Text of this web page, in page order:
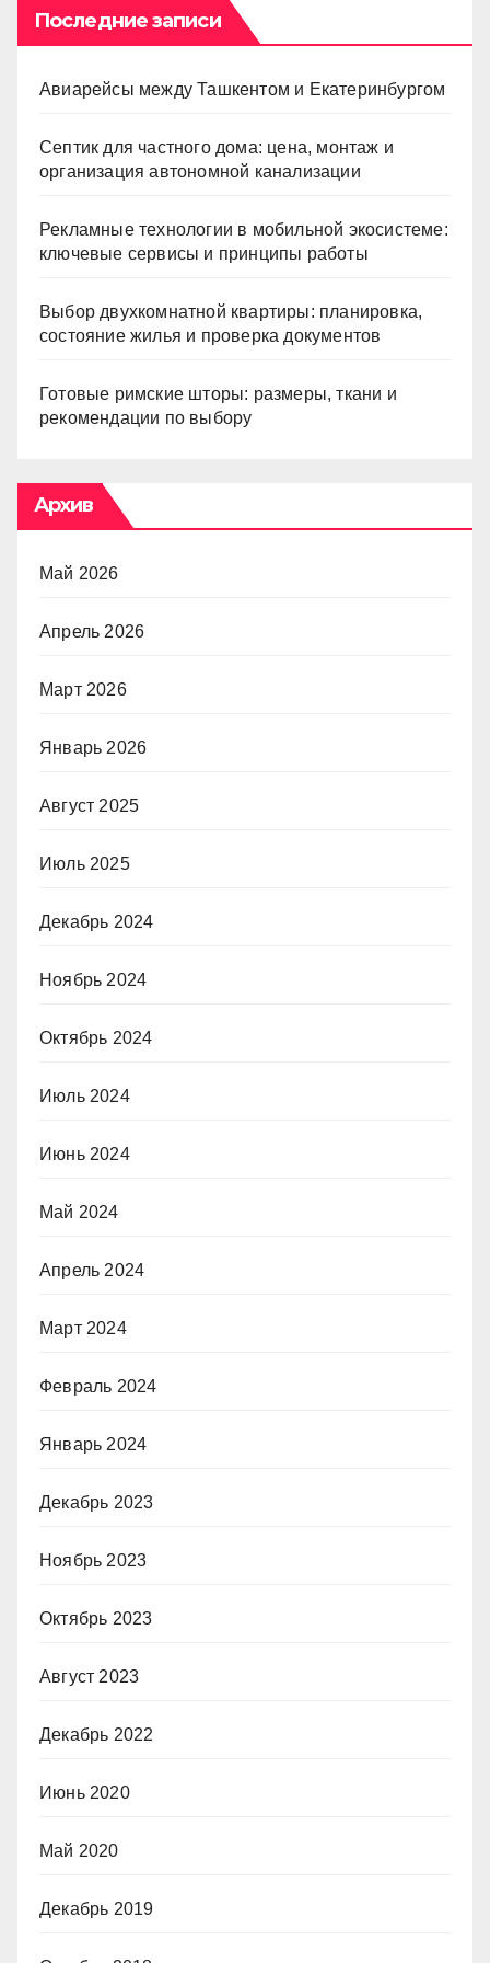
Последние записи
Авиарейсы между Ташкентом и Екатеринбургом
Септик для частного дома: цена, монтаж и
организация автономной канализации
Рекламные технологии в мобильной экосистеме:
ключевые сервисы и принципы работы
Выбор двухкомнатной квартиры: планировка,
состояние жилья и проверка документов
Готовые римские шторы: размеры, ткани и
рекомендации по выбору
Архив
Май 2026
Апрель 2026
Март 2026
Январь 2026
Август 2025
Июль 2025
Декабрь 2024
Ноябрь 2024
Октябрь 2024
Июль 2024
Июнь 2024
Май 2024
Апрель 2024
Март 2024
Февраль 2024
Январь 2024
Декабрь 2023
Ноябрь 2023
Октябрь 2023
Август 2023
Декабрь 2022
Июнь 2020
Май 2020
Декабрь 2019